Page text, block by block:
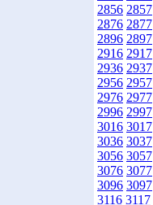
2856 2857
2876 2877
2896 2897
2916 2917
2936 2937
2956 2957
2976 2977
2996 2997
3016 3017
3036 3037
3056 3057
3076 3077
3096 3097
3116 3117